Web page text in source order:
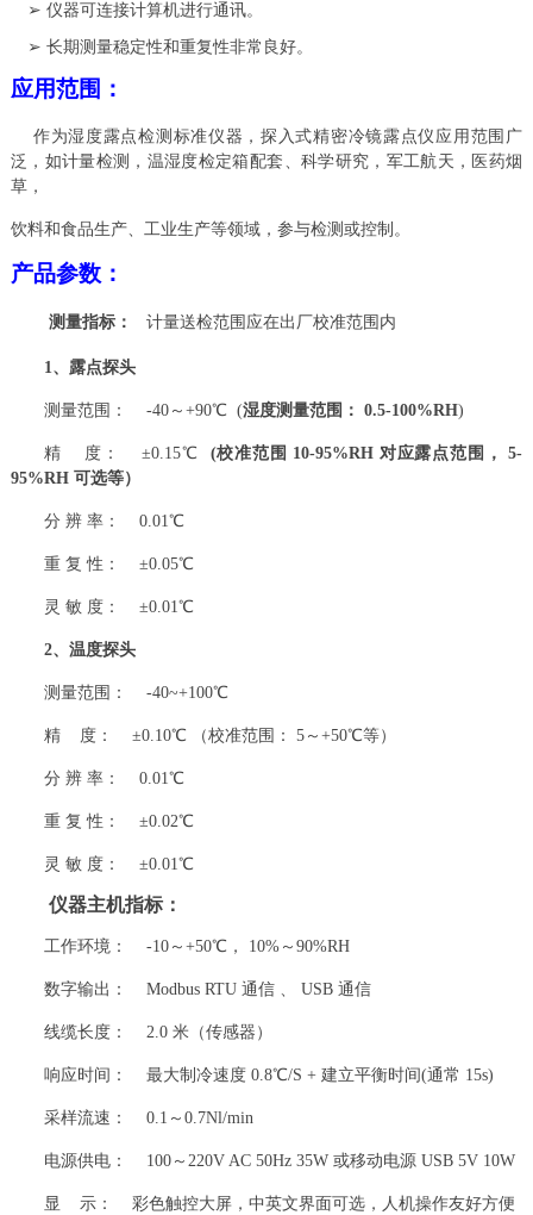
➢ 仪器可连接计算机进行通讯。
➢ 长期测量稳定性和重复性非常良好。
应用范围：
作为湿度露点检测标准仪器，探入式精密冷镜露点仪应用范围广
泛，如计量检测，温湿度检定箱配套、科学研究，军工航天，医药烟
草，
饮料和食品生产、工业生产等领域，参与检测或控制。
产品参数：
测量指标： 计量送检范围应在出厂校准范围内
1、露点探头
测量范围： -40～+90℃ (湿度测量范围： 0.5-100%RH)
精 度： ±0.15℃ (校准范围 10-95%RH 对应露点范围， 5-
95%RH 可选等）
分 辨 率： 0.01℃
重 复 性： ±0.05℃
灵 敏 度： ±0.01℃
2、温度探头
测量范围： -40~+100℃
精 度： ±0.10℃ （校准范围： 5～+50℃等）
分 辨 率： 0.01℃
重 复 性： ±0.02℃
灵 敏 度： ±0.01℃
仪器主机指标：
工作环境： -10～+50℃， 10%～90%RH
数字输出： Modbus RTU 通信 、 USB 通信
线缆长度： 2.0 米（传感器）
响应时间： 最大制冷速度 0.8℃/S + 建立平衡时间(通常 15s)
采样流速： 0.1～0.7Nl/min
电源供电： 100～220V AC 50Hz 35W 或移动电源 USB 5V 10W
显 示： 彩色触控大屏，中英文界面可选，人机操作友好方便